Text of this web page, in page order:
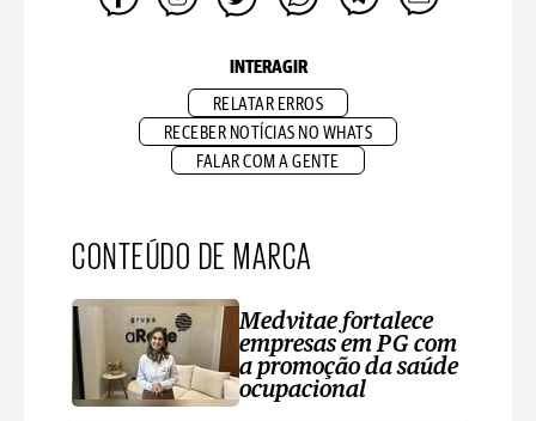
INTERAGIR
RELATAR ERROS
RECEBER NOTÍCIAS NO WHATS
FALAR COM A GENTE
CONTEÚDO DE MARCA
Medvitae fortalece
empresas em PG com
a promoção da saúde
ocupacional